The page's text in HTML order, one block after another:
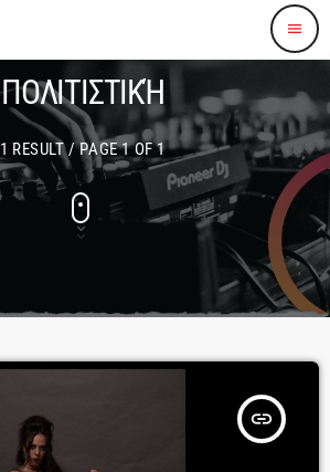
menu
ΠΟΛΙΤΙΣΤΙΚΉ
1 RESULT / PAGE 1 OF 1
insert_link